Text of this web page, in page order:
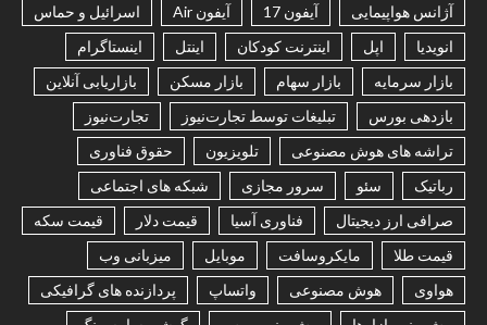
آژانس هواپیمایی
آیفون 17 آیفون Air
اسرائیل و حماس
انویدیا
اپل اینترنت کودکان اینتل
اینستاگرام
بازار سرمایه
بازار سهام بازار مسکن
بازاریابی آنلاین
بازدهی بورس
تبلیغات توسط تجارت‌نیوز
تجارت‌نیوز
تراشه های هوش مصنوعی
تلویزیون
حقوق فناوری
رباتیک
سئو سرور مجازی
شبکه های اجتماعی
صرافی ارز دیجیتال
فناوری آسیا قیمت دلار
قیمت سکه
قیمت طلا
مایکروسافت موبایل
میزبانی وب
هواوی
هوش مصنوعی واتساپ
پردازنده های گرافیکی